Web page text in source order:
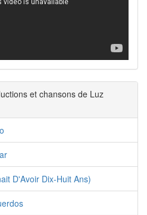
et chansons de Luz
D'Avoir Dix-Huit Ans)